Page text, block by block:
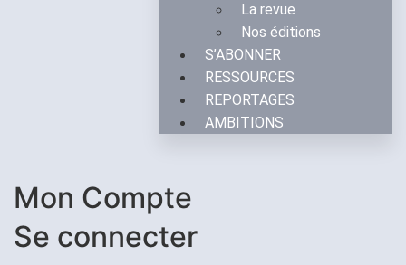
La revue
Nos éditions
S’ABONNER
RESSOURCES
REPORTAGES
AMBITIONS
Mon Compte
Se connecter